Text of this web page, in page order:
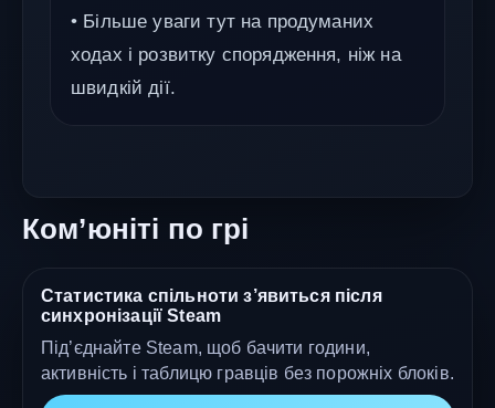
• Більше уваги тут на продуманих
ходах і розвитку спорядження, ніж на
швидкій дії.
Ком’юніті по грі
Статистика спільноти з’явиться після
синхронізації Steam
Під’єднайте Steam, щоб бачити години,
активність і таблицю гравців без порожніх блоків.